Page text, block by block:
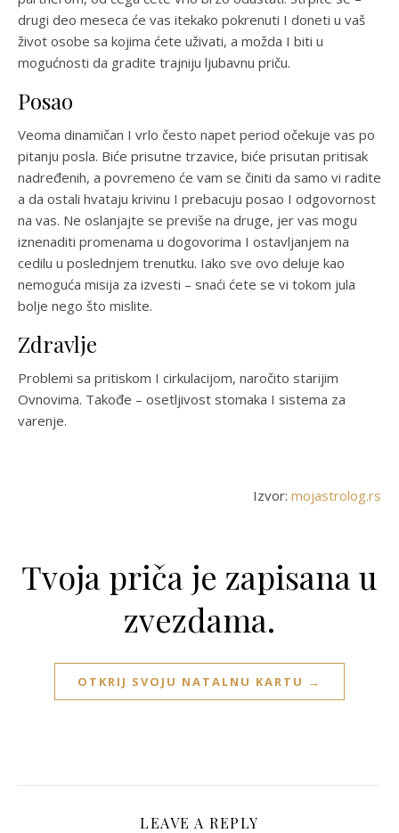
drugi deo meseca će vas itekako pokrenuti I doneti u vaš
život osobe sa kojima ćete uživati, a možda I biti u
mogućnosti da gradite trajniju ljubavnu priču.
Posao
Veoma dinamičan I vrlo često napet period očekuje vas po
pitanju posla. Biće prisutne trzavice, biće prisutan pritisak
nadređenih, a povremeno će vam se činiti da samo vi radite
a da ostali hvataju krivinu I prebacuju posao I odgovornost
na vas. Ne oslanjajte se previše na druge, jer vas mogu
iznenaditi promenama u dogovorima I ostavljanjem na
cedilu u poslednjem trenutku. Iako sve ovo deluje kao
nemoguća misija za izvesti – snaći ćete se vi tokom jula
bolje nego što mislite.
Zdravlje
Problemi sa pritiskom I cirkulacijom, naročito starijim
Ovnovima. Takođe – osetljivost stomaka I sistema za
varenje.
Izvor: mojastrolog.rs
Tvoja priča je zapisana u
zvezdama.
OTKRIJ SVOJU NATALNU KARTU →
LEAVE A REPLY